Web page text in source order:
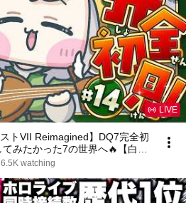
LIVE
トVII Reimagined】DQ7完全初
みたかった7の世界へ🔥【白銀
※ネタバレあり
6.5K watching